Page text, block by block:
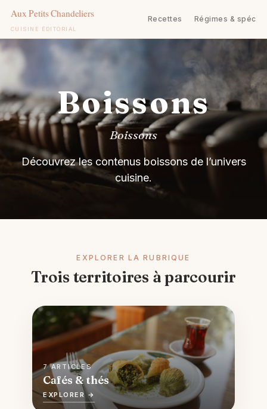
CUISINE ÉDITORIAL
Recettes Régimes &
Aller
Boissons
Boissons
Découvrez les contenus boissons de l’univers
cuisine.
EXPLORER LA RUBRIQUE
Trois territoires à parcourir
7 ARTICLES
Cafés & thés
EXPLORER →